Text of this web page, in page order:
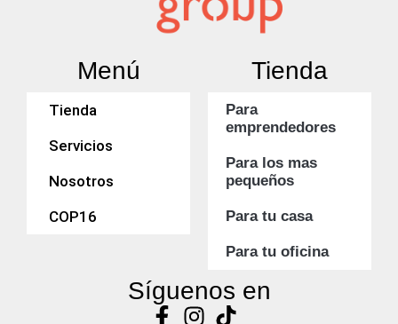
Menú
Tienda
Servicios
Nosotros
COP16
Tienda
Para
emprendedores
Para los mas
pequeños
Para tu casa
Para tu oficina
Síguenos en